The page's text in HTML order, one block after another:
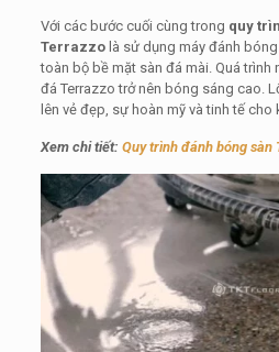
Với các bước cuối cùng trong quy
Terrazzolà sử dụng máy đánh
toàn bộ bề mặt sàn đá mài. Quá trình
đá Terrazzo trở nên bóng sáng cao.
lên vẻ đẹp, sự hoàn mỹ và tinh tế cho
Xem chi tiết: Quy trình đánh bóng sàn